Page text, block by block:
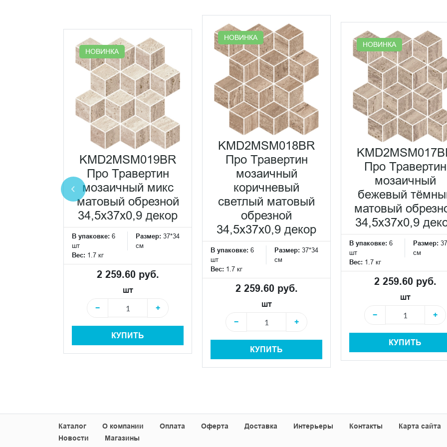
НОВИНКА
KMD2MSM019BR
Про Травертин
мозаичный микс
матовый обрезной
34,5x37x0,9 декор
В упаковке: 6
шт
Размер: 37*34
см
Вес: 1.7 кг
2 259.60 руб.
шт
−
+
КУПИТЬ
НОВИНКА
KMD2MSM018BR
Про Травертин
мозаичный
коричневый
светлый матовый
обрезной
34,5x37x0,9 декор
В упаковке: 6
шт
Размер: 37*34
см
Вес: 1.7 кг
2 259.60 руб.
шт
−
+
КУПИТЬ
НОВИНКА
Про Травертин
мозаичный
бежевый
матовый
34,5x37x0,9
В упаковке: 6
шт
Размер:
см
Вес: 1.7 кг
2 259.60 руб.
шт
−
+
КУПИТЬ
Каталог О компании Оплата Оферта Доставка Интерьеры Контакты
Карта сайта
Новости
Магазины